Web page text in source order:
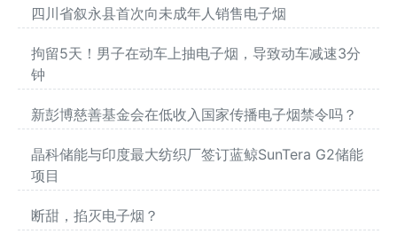
四川省叙永县首次向未成年人销售电子烟
拘留5天！男子在动车上抽电子烟，导致动车减速3分
钟
新彭博慈善基金会在低收入国家传播电子烟禁令吗？
晶科储能与印度最大纺织厂签订蓝鲸SunTera G2储能
项目
断甜，掐灭电子烟？